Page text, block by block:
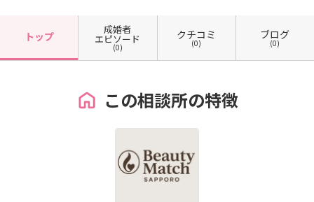
トップ
成婚者
エピソード
(0)
クチコミ
(0)
ブログ
(0)
この相談所の特徴